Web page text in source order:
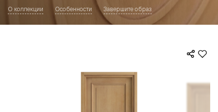
О коллекции Особенности Завершите образ